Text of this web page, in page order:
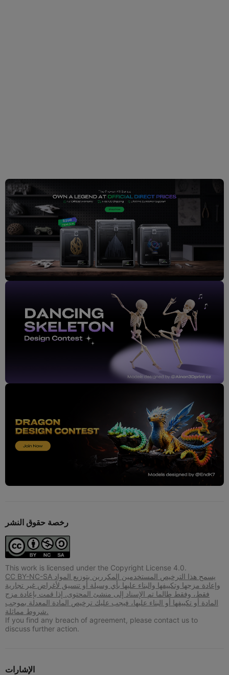
رخصة حقوق النشر
This work is licensed under the Copyright License 4.0.
CC BY-NC-SA يسمح هذا الترخيص المستخدمين المكررين بتوزيع المواد
وإعادة مزجها وتكييفها والبناء عليها بأي وسيلة أو تنسيق لأغراض غير تجارية
فقط، وفقط طالما تم الإسناد إلى منشئ المحتوى. إذا قمت بإعادة مزج
المادة أو تكييفها أو البناء عليها، فيجب عليك ترخيص المادة المعدلة بموجب
شروط مماثلة.
If you find any breach of agreement, please contact us to
discuss further action.
الإشارات